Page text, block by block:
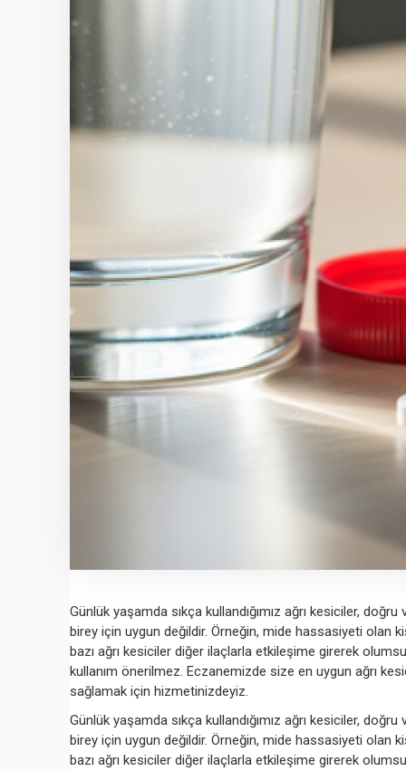
Günlük yaşamda sıkça kullandığımız ağrı kesiciler,
birey için uygun değildir. Örneğin, mide hassasiyeti olan
bazı ağrı kesiciler diğer ilaçlarla etkileşime girerek
kullanım önerilmez. Eczanemizde size en uygun ağrı
sağlamak için hizmetinizdeyiz.
Günlük yaşamda sıkça kullandığımız ağrı kesiciler,
birey için uygun değildir. Örneğin, mide hassasiyeti olan
bazı ağrı kesiciler diğer ilaçlarla etkileşime girerek